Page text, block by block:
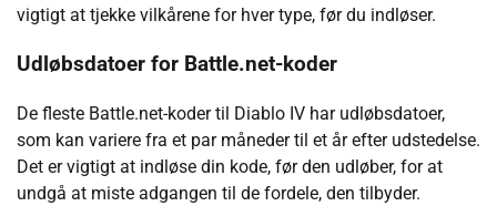
vigtigt at tjekke vilkårene for hver type, før du indløser.
Udløbsdatoer for Battle.net-koder
De fleste Battle.net-koder til Diablo IV har udløbsdatoer,
som kan variere fra et par måneder til et år efter udstedelse.
Det er vigtigt at indløse din kode, før den udløber, for at
undgå at miste adgangen til de fordele, den tilbyder.